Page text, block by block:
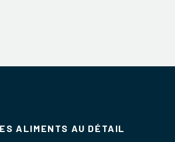
ALIMENTS AU DÉTAIL